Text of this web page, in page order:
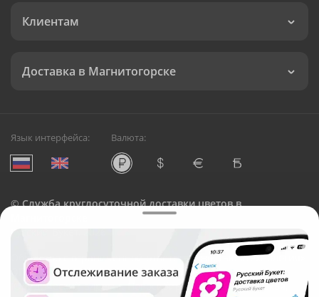
Клиентам
Доставка в Магнитогорске
Язык интерфейса: Валюта:
©Служба круглосуточной доставки цветов в
Русский Букет, 2026
Общество с ограниченной ответственностью «Технология»
ОГРН: 1195476081745, ИНН: 5410081997
Юридический адрес: г. Новосибирск, ул. Ипподромская,